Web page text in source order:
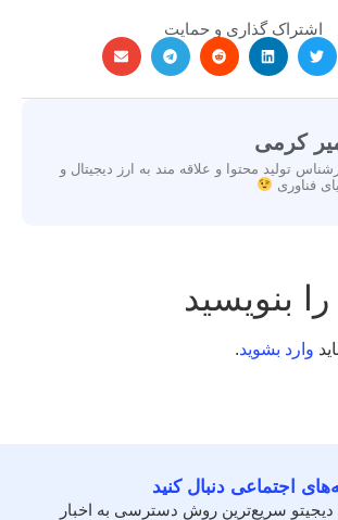
اشتراک گذاری و حمایت
کرمی
تولید محتوا و علاقه مند به ارز دیجیتال و
فناوری
بنویسید
وارد بشوید.
اجتماعی دنبال کنید
سریع‌ترین روش دسترسی به اخبار